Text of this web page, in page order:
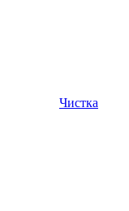
Чистка